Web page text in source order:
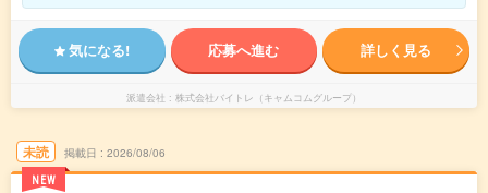
気になる! 応募へ進む 詳しく見る
派遣会社 株式会社バイトレ（キャムコムグループ）
未読
NEW
掲載日 2026/08/06